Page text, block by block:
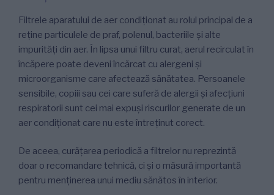
Filtrele aparatului de aer condiționat au rolul principal de a
reține particulele de praf, polenul, bacteriile și alte
impurități din aer. În lipsa unui filtru curat, aerul recirculat în
încăpere poate deveni încărcat cu alergeni și
microorganisme care afectează sănătatea. Persoanele
sensibile, copiii sau cei care suferă de alergii și afecțiuni
respiratorii sunt cei mai expuși riscurilor generate de un
aer condiționat care nu este întreținut corect.
De aceea, curățarea periodică a filtrelor nu reprezintă
doar o recomandare tehnică, ci și o măsură importantă
pentru menținerea unui mediu sănătos în interior.